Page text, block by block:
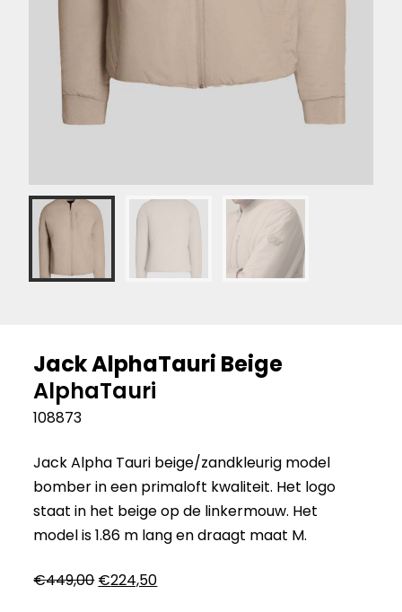
Jack AlphaTauri Beige
AlphaTauri
108873
Jack Alpha Tauri beige/zandkleurig model
bomber in een primaloft kwaliteit. Het logo
staat in het beige op de linkermouw. Het
model is 1.86 m lang en draagt ​​maat M.
€449,00 Oorspronkelijke
€224,50Huidige